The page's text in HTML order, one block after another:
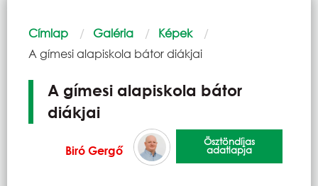
Morzsa
Címlap Galéria
Képek
Current:
A gímesi alapiskola bátor diákjai
A gímesi alapiskola bátor
diákjai
Biró Gergő
Ösztöndíjas
adatlapja